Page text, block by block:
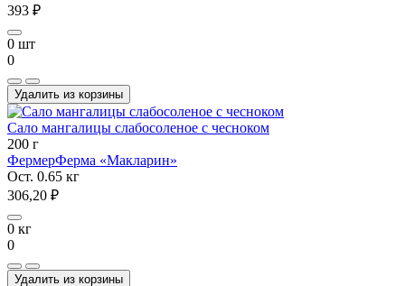
393 ₽
0 шт
0
Удалить из корзины
Сало мангалицы слабосоленое с чесноком
200 г
ФермерФерма «Макларин»
Ост. 0.65 кг
306,20 ₽
0 кг
0
Удалить из корзины